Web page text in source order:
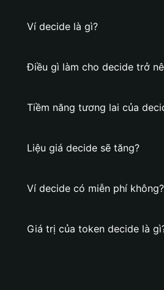
Ví decide là gì?
Điều gì làm cho decide trở
Tiềm năng tương lai của
Liệu giá decide sẽ tăng?
Ví decide có miễn phí không?
Giá trị của token decide là